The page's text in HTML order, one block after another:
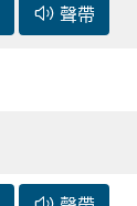
聲帶